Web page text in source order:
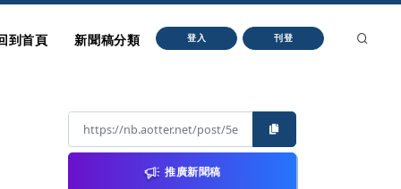
到首頁 新聞稿分類 登入 刊登
推廣新聞稿